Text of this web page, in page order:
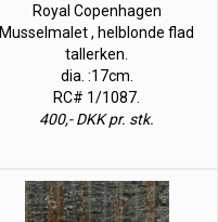
Royal Copenhagen
Musselmalet , helblonde flad
tallerken.
dia. :17cm.
RC# 1/1087.
400,- DKK pr. stk.